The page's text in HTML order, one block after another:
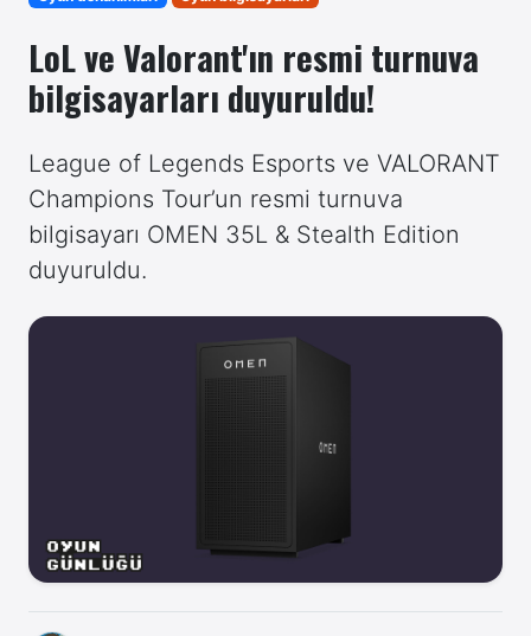
LoL ve Valorant'ın resmi turnuva
bilgisayarları duyuruldu!
League of Legends Esports ve VALORANT
Champions Tour’un resmi turnuva
bilgisayarı OMEN 35L & Stealth Edition
duyuruldu.